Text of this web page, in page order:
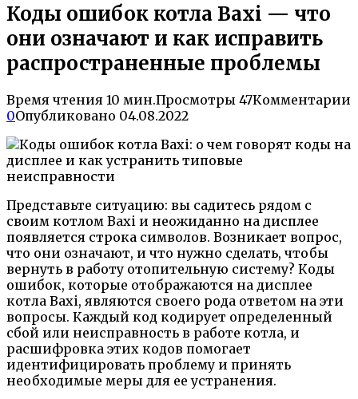
Коды ошибок котла Baxi — что
они означают и как исправить
распространенные проблемы
Время чтения 10 мин.Просмотры 47Комментарии
0Опубликовано 04.08.2022
Представьте ситуацию: вы садитесь рядом с
своим котлом Baxi и неожиданно на дисплее
появляется строка символов. Возникает вопрос,
что они означают, и что нужно сделать, чтобы
вернуть в работу отопительную систему? Коды
ошибок, которые отображаются на дисплее
котла Baxi, являются своего рода ответом на эти
вопросы. Каждый код кодирует определенный
сбой или неисправность в работе котла, и
расшифровка этих кодов помогает
идентифицировать проблему и принять
необходимые меры для ее устранения.